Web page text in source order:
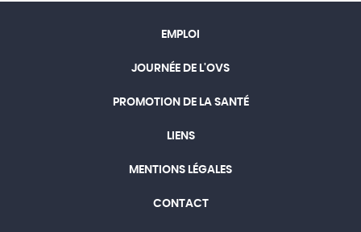
EMPLOI
JOURNÉE DE L'OVS
PROMOTION DE LA SANTÉ
LIENS
MENTIONS LÉGALES
CONTACT